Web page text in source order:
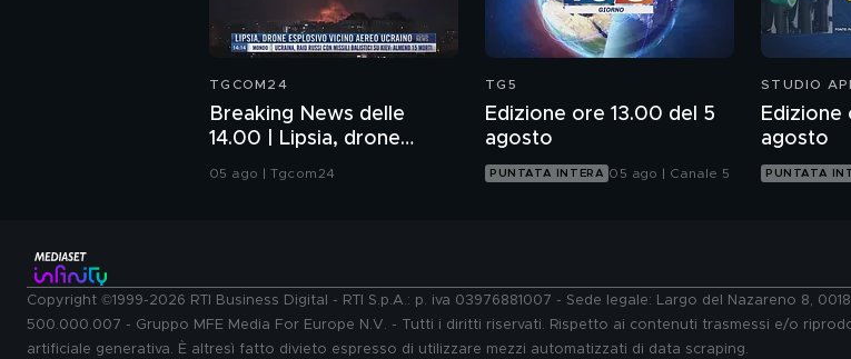
TGCOM24
Breaking News delle
14.00 | Lipsia, drone
esplosivo vicino aereo
05 ago | Tgcom24
TG5
Edizione ore 13.00 del 5
agosto
PUNTATA INTERA 05 ago | Canale 5
STUDIO
Edizione
agosto
PUNTATA
Copyright ©1999-2026 RTI Business Digital - RTI S.p.A.: p. iva 03976881007 - Sede legale: Largo del Nazareno 8,
500.000.007 - Gruppo MFE Media For Europe N.V. - Tutti i diritti riservati. Rispetto ai contenuti trasmessi e/o
artificiale generativa. È altresì fatto divieto espresso di utilizzare mezzi automatizzati di data scraping.